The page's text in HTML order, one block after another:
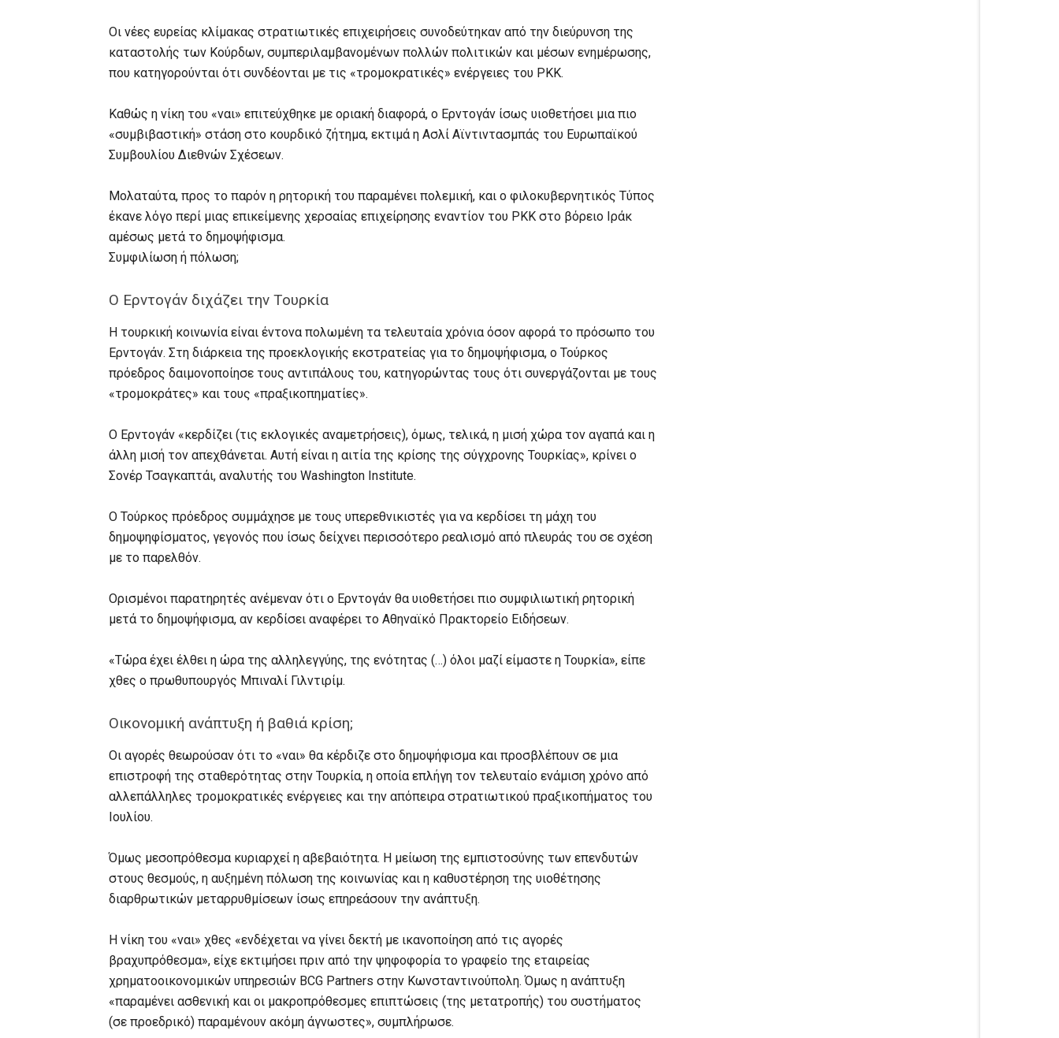
Οι νέες ευρείας κλίμακας στρατιωτικές επιχειρήσεις συνοδεύτηκαν από την διεύρυνση της
καταστολής των Κούρδων, συμπεριλαμβανομένων πολλών πολιτικών και μέσων ενημέρωσης,
που κατηγορούνται ότι συνδέονται με τις «τρομοκρατικές» ενέργειες του PKK.
Καθώς η νίκη του «ναι» επιτεύχθηκε με οριακή διαφορά, ο Ερντογάν ίσως υιοθετήσει μια πιο
«συμβιβαστική» στάση στο κουρδικό ζήτημα, εκτιμά η Ασλί Αϊντιντασμπάς του Ευρωπαϊκού
Συμβουλίου Διεθνών Σχέσεων.
Μολαταύτα, προς το παρόν η ρητορική του παραμένει πολεμική, και ο φιλοκυβερνητικός Τύπος
έκανε λόγο περί μιας επικείμενης χερσαίας επιχείρησης εναντίον του PKK στο βόρειο Ιράκ
αμέσως μετά το δημοψήφισμα.
Συμφιλίωση ή πόλωση;
Ο Ερντογάν διχάζει την Τουρκία
Η τουρκική κοινωνία είναι έντονα πολωμένη τα τελευταία χρόνια όσον αφορά το πρόσωπο του
Ερντογάν. Στη διάρκεια της προεκλογικής εκστρατείας για το δημοψήφισμα, ο Τούρκος
πρόεδρος δαιμονοποίησε τους αντιπάλους του, κατηγορώντας τους ότι συνεργάζονται με τους
«τρομοκράτες» και τους «πραξικοπηματίες».
Ο Ερντογάν «κερδίζει (τις εκλογικές αναμετρήσεις), όμως, τελικά, η μισή χώρα τον αγαπά και η
άλλη μισή τον απεχθάνεται. Αυτή είναι η αιτία της κρίσης της σύγχρονης Τουρκίας», κρίνει ο
Σονέρ Τσαγκαπτάι, αναλυτής του Washington Institute.
Ο Τούρκος πρόεδρος συμμάχησε με τους υπερεθνικιστές για να κερδίσει τη μάχη του
δημοψηφίσματος, γεγονός που ίσως δείχνει περισσότερο ρεαλισμό από πλευράς του σε σχέση
με το παρελθόν.
Ορισμένοι παρατηρητές ανέμεναν ότι ο Ερντογάν θα υιοθετήσει πιο συμφιλιωτική ρητορική
μετά το δημοψήφισμα, αν κερδίσει αναφέρει το Αθηναϊκό Πρακτορείο Ειδήσεων.
«Τώρα έχει έλθει η ώρα της αλληλεγγύης, της ενότητας (…) όλοι μαζί είμαστε η Τουρκία», είπε
χθες ο πρωθυπουργός Μπιναλί Γιλντιρίμ.
Οικονομική ανάπτυξη ή βαθιά κρίση;
Οι αγορές θεωρούσαν ότι το «ναι» θα κέρδιζε στο δημοψήφισμα και προσβλέπουν σε μια
επιστροφή της σταθερότητας στην Τουρκία, η οποία επλήγη τον τελευταίο ενάμιση χρόνο από
αλλεπάλληλες τρομοκρατικές ενέργειες και την απόπειρα στρατιωτικού πραξικοπήματος του
Ιουλίου.
Όμως μεσοπρόθεσμα κυριαρχεί η αβεβαιότητα. Η μείωση της εμπιστοσύνης των επενδυτών
στους θεσμούς, η αυξημένη πόλωση της κοινωνίας και η καθυστέρηση της υιοθέτησης
διαρθρωτικών μεταρρυθμίσεων ίσως επηρεάσουν την ανάπτυξη.
Η νίκη του «ναι» χθες «ενδέχεται να γίνει δεκτή με ικανοποίηση από τις αγορές
βραχυπρόθεσμα», είχε εκτιμήσει πριν από την ψηφοφορία το γραφείο της εταιρείας
χρηματοοικονομικών υπηρεσιών BCG Partners στην Κωνσταντινούπολη. Όμως η ανάπτυξη
«παραμένει ασθενική και οι μακροπρόθεσμες επιπτώσεις (της μετατροπής) του συστήματος
(σε προεδρικό) παραμένουν ακόμη άγνωστες», συμπλήρωσε.